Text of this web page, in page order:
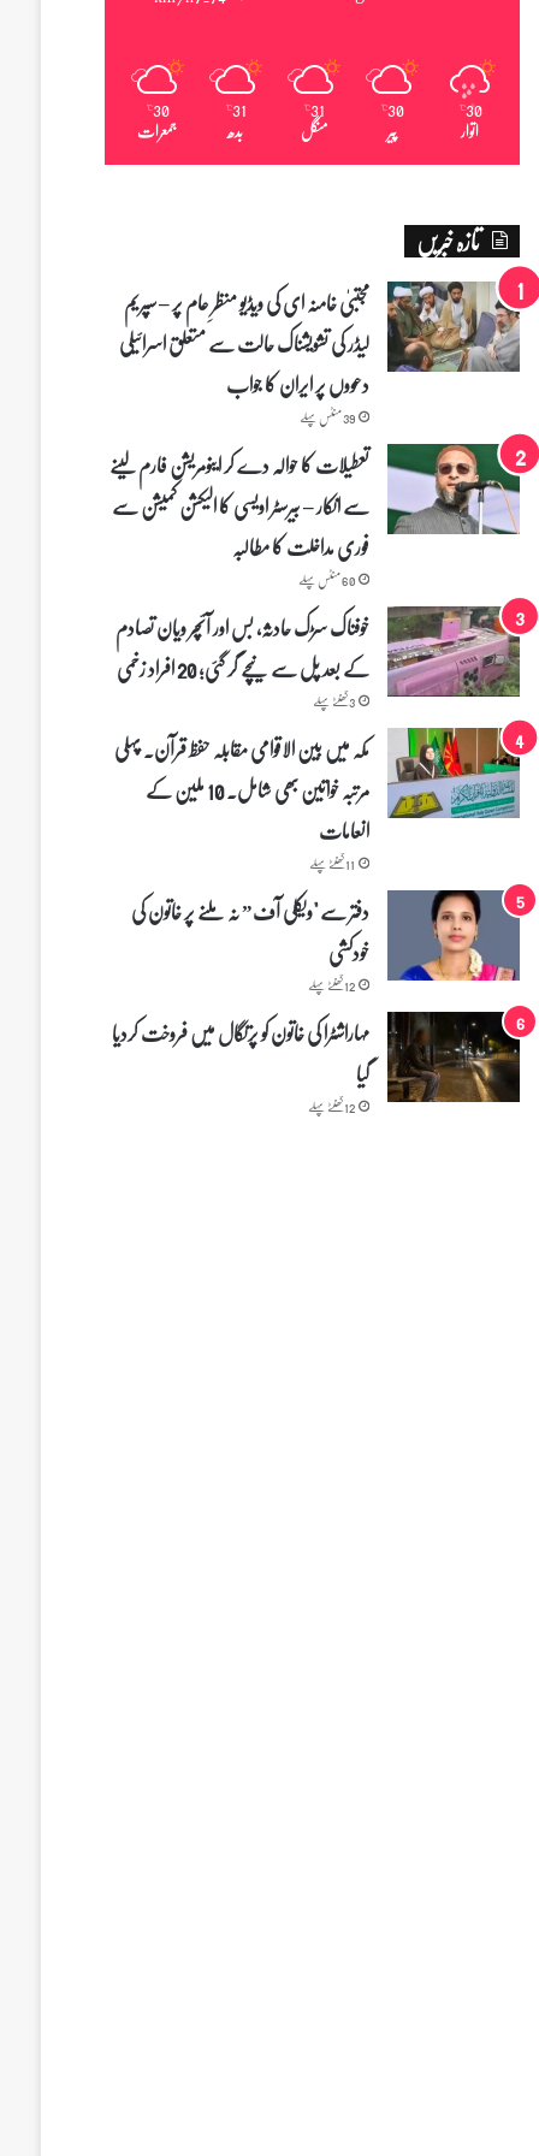
30
℃
اتوار
30
℃
پیر
31
℃
منگل
31
℃
بدھ
30
℃
جمعرات
تازہ خبریں
مجتبیٰ خامنہ ای کی ویڈیو منظرِ عام پر – سپریم
لیڈر کی تشویشناک حالت سے متعلق اسرائیلی
دعووں پر ایران کا جواب
39 منٹس پہلے
تعطیلات کا حوالہ دے کر اینومریشن فارم لینے
سے انکار – بیرسٹر اویسی کا الیکشن کمیشن سے
فوری مداخلت کا مطالبہ
60 منٹس پہلے
خوفناک سڑک حادثہ، بس اور آئچر ویان تصادم
کے بعد پل سے نیچے گر گئی؛ 20 افراد زخمی
3 گھنٹے پہلے
مکہ میں بین الاقوامی مقابلہ حفظ قرآن۔ پہلی
مرتبہ خواتین بھی شامل۔ 10 ملین کے
انعامات
11 گھنٹے پہلے
دفتر سے "ویکلی آف” نہ ملنے پر خاتون کی
خودکشی
12 گھنٹے پہلے
مہاراشٹرا کی خاتون کو پرتگال میں فروخت کردیا
گیا
12 گھنٹے پہلے